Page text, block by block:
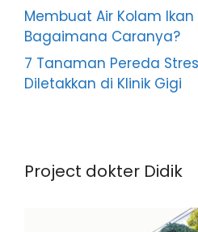
Membuat Air Kolam
Bagaimana Caranya?
7 Tanaman Pereda
Diletakkan di Klinik Gigi
Project dokter Didik